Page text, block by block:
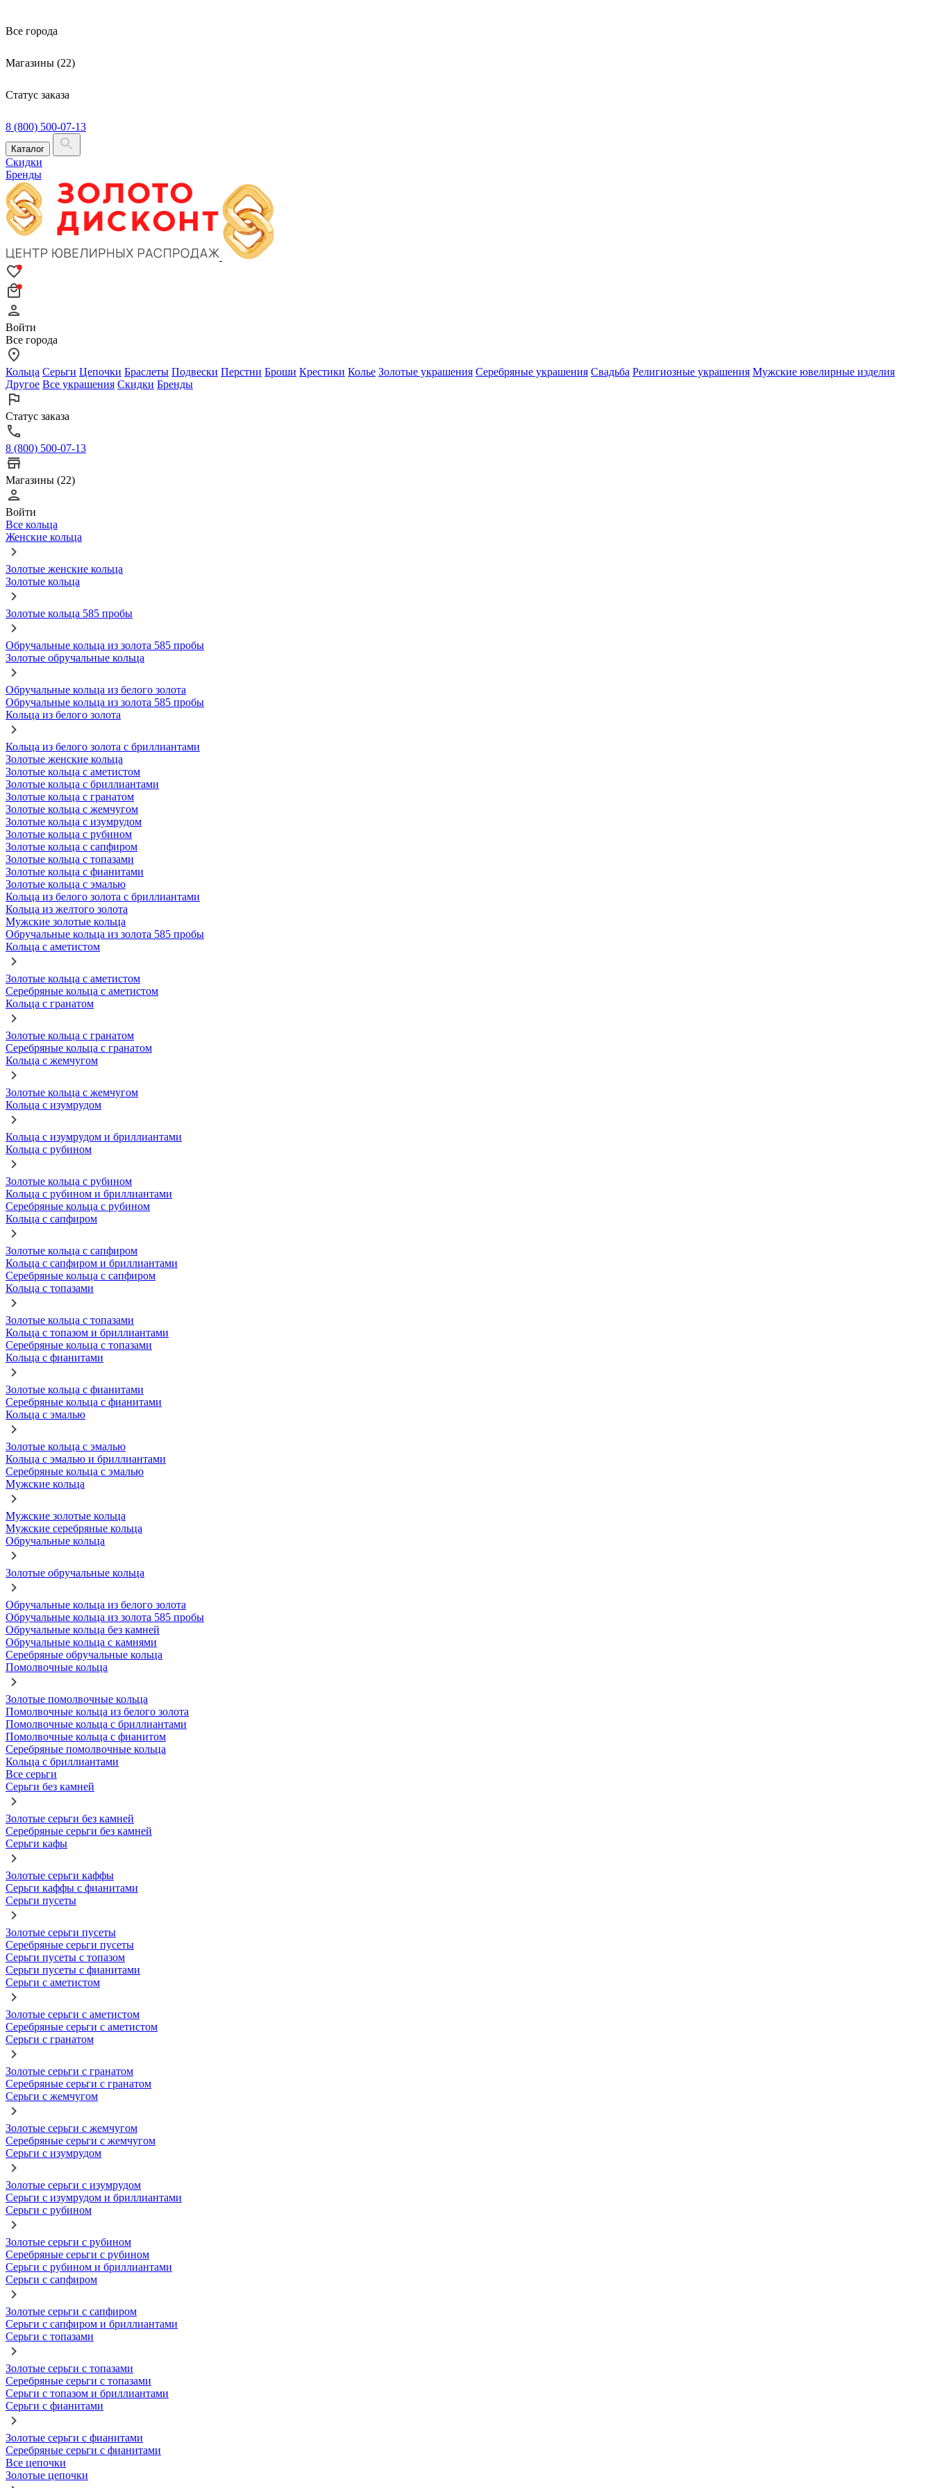
Все города
Магазины (22)
Статус заказа
8 (800) 500-07-13
Каталог
Скидки
Бренды
Войти
Все города
Кольца Серьги Цепочки Браслеты Подвески Перстни Броши Крестики Колье Золотые украшения Серебряные украшения Свадьба Религиозные украшения Мужские ювелирные изделия
Другое Все украшения Скидки Бренды
Статус заказа
8 (800) 500-07-13
Магазины (22)
Войти
Все кольца
Женские кольца
Золотые женские кольца
Золотые кольца
Золотые кольца 585 пробы
Обручальные кольца из золота 585 пробы
Золотые обручальные кольца
Обручальные кольца из белого золота
Обручальные кольца из золота 585 пробы
Кольца из белого золота
Кольца из белого золота с бриллиантами
Золотые женские кольца
Золотые кольца с аметистом
Золотые кольца с бриллиантами
Золотые кольца с гранатом
Золотые кольца с жемчугом
Золотые кольца с изумрудом
Золотые кольца с рубином
Золотые кольца с сапфиром
Золотые кольца с топазами
Золотые кольца с фианитами
Золотые кольца с эмалью
Кольца из белого золота с бриллиантами
Кольца из желтого золота
Мужские золотые кольца
Обручальные кольца из золота 585 пробы
Кольца с аметистом
Золотые кольца с аметистом
Серебряные кольца с аметистом
Кольца с гранатом
Золотые кольца с гранатом
Серебряные кольца с гранатом
Кольца с жемчугом
Золотые кольца с жемчугом
Кольца с изумрудом
Кольца с изумрудом и бриллиантами
Кольца с рубином
Золотые кольца с рубином
Кольца с рубином и бриллиантами
Серебряные кольца с рубином
Кольца с сапфиром
Золотые кольца с сапфиром
Кольца с сапфиром и бриллиантами
Серебряные кольца с сапфиром
Кольца с топазами
Золотые кольца с топазами
Кольца с топазом и бриллиантами
Серебряные кольца с топазами
Кольца с фианитами
Золотые кольца с фианитами
Серебряные кольца с фианитами
Кольца с эмалью
Золотые кольца с эмалью
Кольца с эмалью и бриллиантами
Серебряные кольца с эмалью
Мужские кольца
Мужские золотые кольца
Мужские серебряные кольца
Обручальные кольца
Золотые обручальные кольца
Обручальные кольца из белого золота
Обручальные кольца из золота 585 пробы
Обручальные кольца без камней
Обручальные кольца с камнями
Серебряные обручальные кольца
Помолвочные кольца
Золотые помолвочные кольца
Помолвочные кольца из белого золота
Помолвочные кольца с бриллиантами
Помолвочные кольца с фианитом
Серебряные помолвочные кольца
Кольца с бриллиантами
Все серьги
Серьги без камней
Золотые серьги без камней
Серебряные серьги без камней
Серьги кафы
Золотые серьги каффы
Серьги каффы с фианитами
Серьги пусеты
Золотые серьги пусеты
Серебряные серьги пусеты
Серьги пусеты с топазом
Серьги пусеты с фианитами
Серьги с аметистом
Золотые серьги с аметистом
Серебряные серьги с аметистом
Серьги с гранатом
Золотые серьги с гранатом
Серебряные серьги с гранатом
Серьги с жемчугом
Золотые серьги с жемчугом
Серебряные серьги с жемчугом
Серьги с изумрудом
Золотые серьги с изумрудом
Серьги с изумрудом и бриллиантами
Серьги с рубином
Золотые серьги с рубином
Серебряные серьги с рубином
Серьги с рубином и бриллиантами
Серьги с сапфиром
Золотые серьги с сапфиром
Серьги с сапфиром и бриллиантами
Серьги с топазами
Золотые серьги с топазами
Серебряные серьги с топазами
Серьги с топазом и бриллиантами
Серьги с фианитами
Золотые серьги с фианитами
Серебряные серьги с фианитами
Все цепочки
Золотые цепочки